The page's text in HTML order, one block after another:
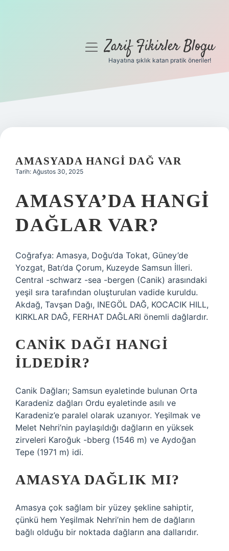
Gizlilik Politikası
Yasal Uyarı
menüyüZarif Fikirler Blogu
Hayatına şıklık katan pratik öneriler!
AMASYADA HANGI DAĞ VAR
Tarih: Ağustos 30, 2025
AMASYA’DA HANGI
DAĞLAR VAR?
Coğrafya: Amasya, Doğu’da Tokat, Güney’de
Yozgat, Batı’da Çorum, Kuzeyde Samsun İlleri.
Central -schwarz -sea -bergen (Canik) arasındaki
yeşil sıra tarafından oluşturulan vadide kuruldu.
Akdağ, Tavşan Dağı, INEGÖL DAĞ, KOCACIK HILL,
KIRKLAR DAĞ, FERHAT DAĞLARI önemli dağlardır.
CANIK DAĞI HANGI
ILDEDIR?
Canik Dağları; Samsun eyaletinde bulunan Orta
Karadeniz dağları Ordu eyaletinde asılı ve
Karadeniz’e paralel olarak uzanıyor. Yeşilmak ve
Melet Nehri’nin paylaşıldığı dağların en yüksek
zirveleri Karoğuk -bberg (1546 m) ve Aydoğan
Tepe (1971 m) idi.
AMASYA DAĞLIK MI?
Amasya çok sağlam bir yüzey şekline sahiptir,
çünkü hem Yeşilmak Nehri’nin hem de dağların
bağlı olduğu bir noktada dağların ana dallarıdır.